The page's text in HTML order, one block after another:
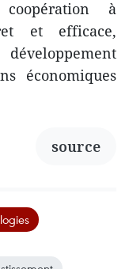
à
et efficace,
économiques
source